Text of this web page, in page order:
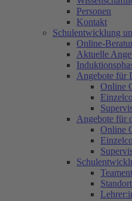
Personen
Kontakt
Schulentwicklung
Online-
Aktuelle
Angebote für
Online
Angebote für
Online